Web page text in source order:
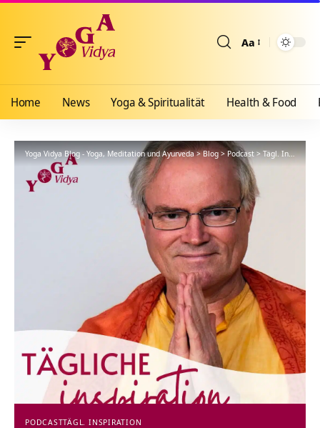
Aa
Home News Yoga & Spiritualität Health & Food
Yoga Vidya Blog - Yoga, Meditation und Ayurveda>Blog>Podcast>Tägl. Inspiration
PODCASTTÄGL. INSPIRATION